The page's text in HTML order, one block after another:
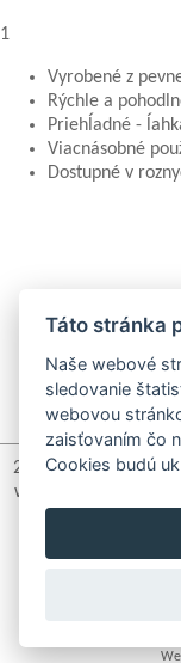
1
Vyrobené z
Rýchle a
Priehĺadné -
Viacnásobné
Dostupné v
2pack, s.r.o. • Na
www.2pack.cz tel:
Táto stránka
Naše webové
sledovanie
webovou
zaisťovaním čo
Cookies budú